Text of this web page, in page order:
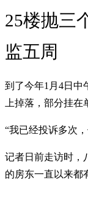
25楼抛三
监五周
到了今年1月4日中
上掉落，部分挂在
“我已经投诉多次
记者日前走访时，
的房东一直以来都